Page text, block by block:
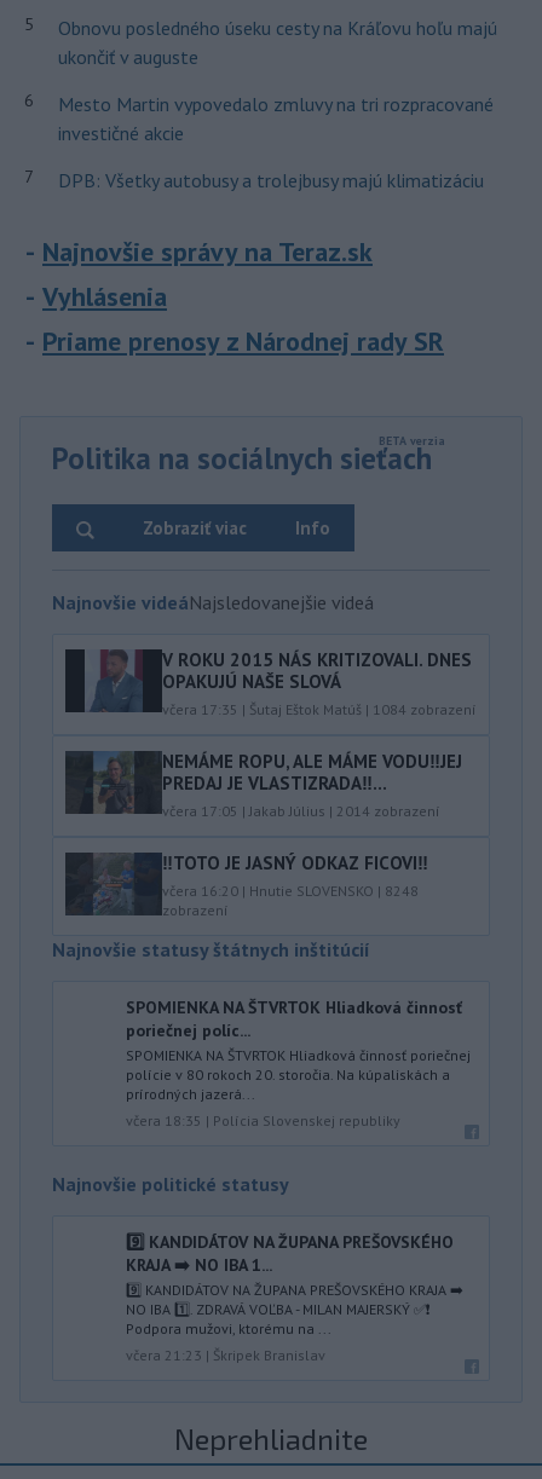
5
Obnovu posledného úseku cesty na Kráľovu hoľu majú
ukončiť v auguste
6
Mesto Martin vypovedalo zmluvy na tri rozpracované
investičné akcie
7 DPB: Všetky autobusy a trolejbusy majú klimatizáciu
Najnovšie správy na Teraz.sk
Vyhlásenia
Priame prenosy z Národnej rady SR
Politika na sociálnych sieťach
Info
Zobraziť viac
Najnovšie videáNajsledovanejšie videá
V ROKU 2015 NÁS KRITIZOVALI. DNES
OPAKUJÚ NAŠE SLOVÁ
včera 17:35 | Šutaj Eštok Matúš | 1084 zobrazení
NEMÁME ROPU, ALE MÁME VODU‼️JEJ
PREDAJ JE VLASTIZRADA‼️...
včera 17:05 |Jakab Július | 2014 zobrazení
‼️TOTO JE JASNÝ ODKAZ FICOVI‼️
včera 16:20 | Hnutie SLOVENSKO | 8248
zobrazení
Najnovšie statusy štátnych inštitúcií
SPOMIENKA NA ŠTVRTOK Hliadková činnosť
poriečnej políc...
SPOMIENKA NA ŠTVRTOK Hliadková činnosť poriečnej
polície v 80 rokoch 20. storočia. Na kúpaliskách a
prírodných jazerá...
včera 18:35 | Polícia Slovenskej republiky
Najnovšie politické statusy
9️⃣ KANDIDÁTOV NA ŽUPANA PREŠOVSKÉHO
KRAJA ➡️ NO IBA 1️...
9️⃣ KANDIDÁTOV NA ŽUPANA PREŠOVSKÉHO KRAJA ➡️
NO IBA 1️⃣. ZDRAVÁ VOĽBA - MILAN MAJERSKÝ ✅️❗️
Podpora mužovi, ktorému na ...
včera 21:23 | Škripek Branislav
Neprehliadnite